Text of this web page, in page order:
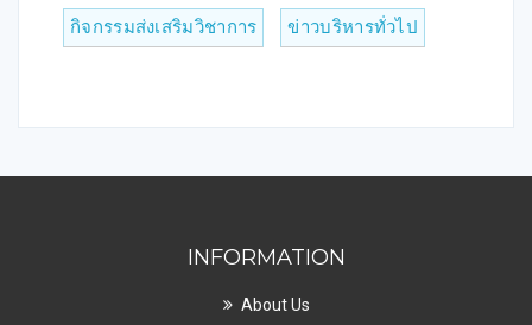
กิจกรรมส่งเสริมวิชาการ ข่าวบริหารทั่วไป
INFORMATION
About Us